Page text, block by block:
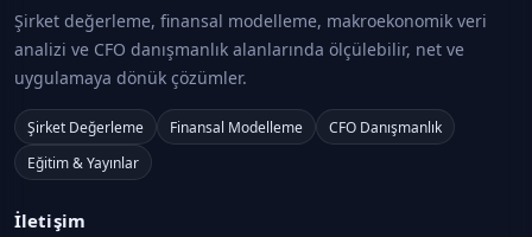
Tekdüzen Muhasebe Sistemi: Kısa Vadeli
Yabancı Kaynaklar
Muhasebe ve Finansal Raporlama · Konu 11
Tekdüzen Muhasebe Sistemi: Uzun Vadeli
Yabancı Kaynaklar
Muhasebe ve Finansal Raporlama · Konu 12
Şirket değerleme, finansal modelleme, makroekonomik veri
analizi ve CFO danışmanlık alanlarında ölçülebilir, net ve
uygulamaya dönük çözümler.
Şirket Değerleme Finansal Modelleme
CFO Danışmanlık
Eğitim & Yayınlar
İletişim